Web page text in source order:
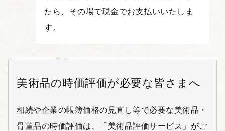
たら、その場で現金でお支払いいたしま
す。
美術品の時価評価が必要な皆さまへ
相続や企業の帳簿価格の見直し等で必要な美術品・
骨董品の時価評価は、「美術品評価サービス」がご